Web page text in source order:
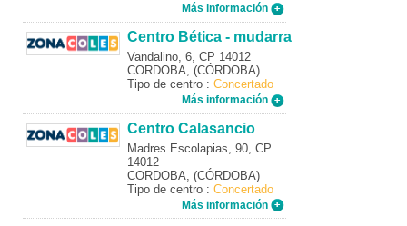
Más información
Centro Bética - mudarra
Vandalino, 6, CP 14012
CORDOBA, (CÓRDOBA)
Tipo de centro : Concertado
Más información
Centro Calasancio
Madres Escolapias, 90, CP
14012
CORDOBA, (CÓRDOBA)
Tipo de centro : Concertado
Más información